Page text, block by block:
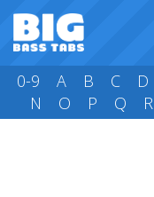
0-9 A B C D
N
O P Q R